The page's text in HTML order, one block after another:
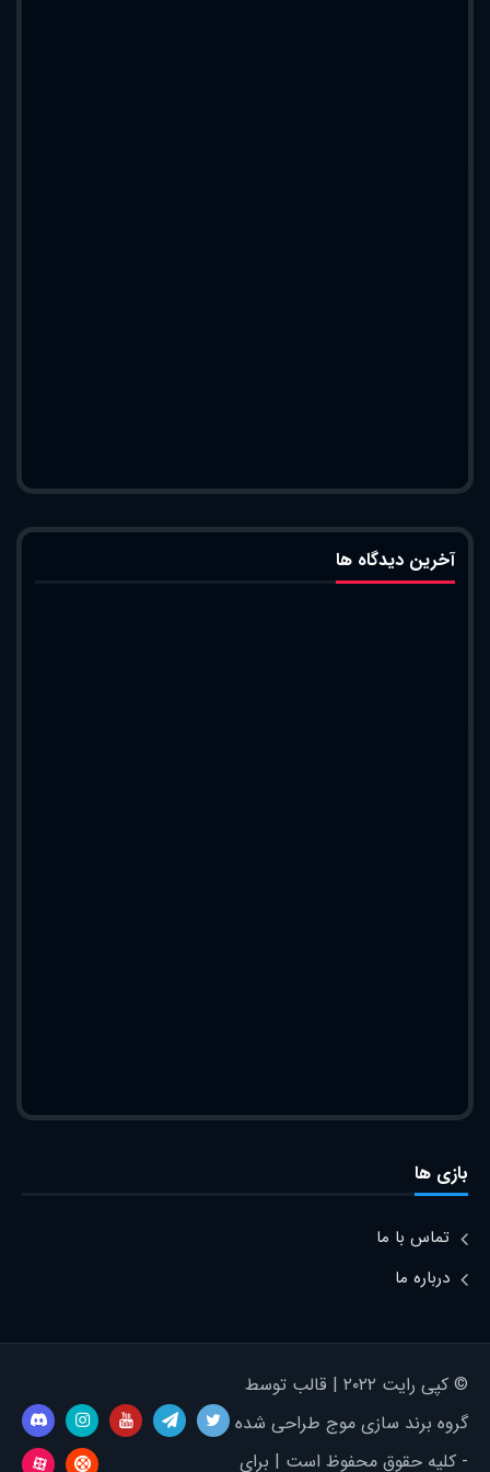
آخرین دیدگاه ها
بازی ها
تماس با ما
درباره ما
© کپی رایت ۲۰۲۲ | قالب توسط
گروه برند سازی موج طراحی شده
- کلیه حقوق محفوظ است | برای